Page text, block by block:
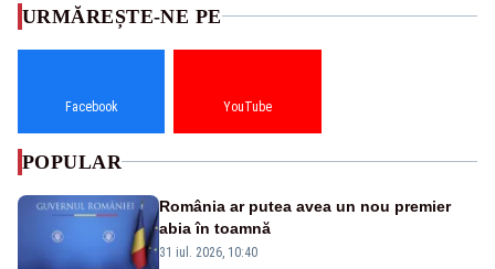
URMĂREȘTE-NE PE
Facebook YouTube
POPULAR
România ar putea avea un nou premier
abia în toamnă
31 iul. 2026, 10:40